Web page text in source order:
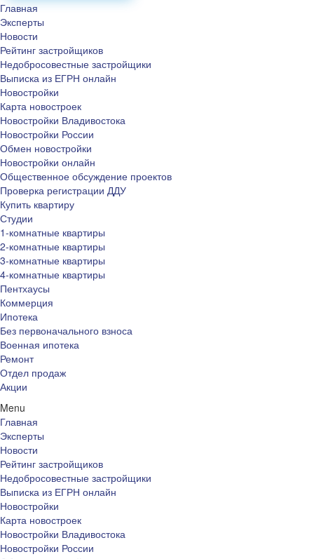
Главная
Эксперты
Новости
Рейтинг застройщиков
Недобросовестные застройщики
Выписка из ЕГРН онлайн
Новостройки
Карта новостроек
Новостройки Владивостока
Новостройки России
Обмен новостройки
Новостройки онлайн
Общественное обсуждение проектов
Проверка регистрации ДДУ
Купить квартиру
Студии
1-комнатные квартиры
2-комнатные квартиры
3-комнатные квартиры
4-комнатные квартиры
Пентхаусы
Коммерция
Ипотека
Без первоначального взноса
Военная ипотека
Ремонт
Отдел продаж
Акции
Menu
Главная
Эксперты
Новости
Рейтинг застройщиков
Недобросовестные застройщики
Выписка из ЕГРН онлайн
Новостройки
Карта новостроек
Новостройки Владивостока
Новостройки России